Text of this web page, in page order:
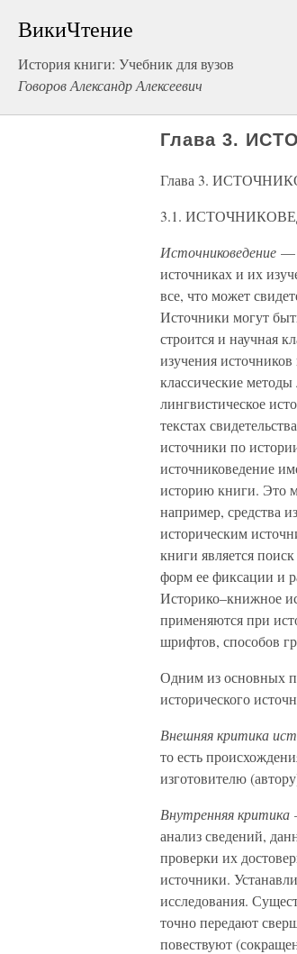
ВикиЧтение
История книги: Учебник для вузов
Говоров Александр Алексеевич
Глава 3.
Глава 3.
3.1.
Источниковедение —
источниках и их
все, что может
Источники могут
строится и научная
изучения
классические
лингвистическое
текстах
источники по
источниковедение
историю книги. Это
например, средства
историческим
книги является
форм ее фиксации и
Историко–книжное
применяются при
шрифтов, способов
Одним из основных
исторического
Внешняя критика
то есть
изготовителю
Внутренняя критика
анализ сведений,
проверки их
источники.
исследования.
точно передают
повествуют